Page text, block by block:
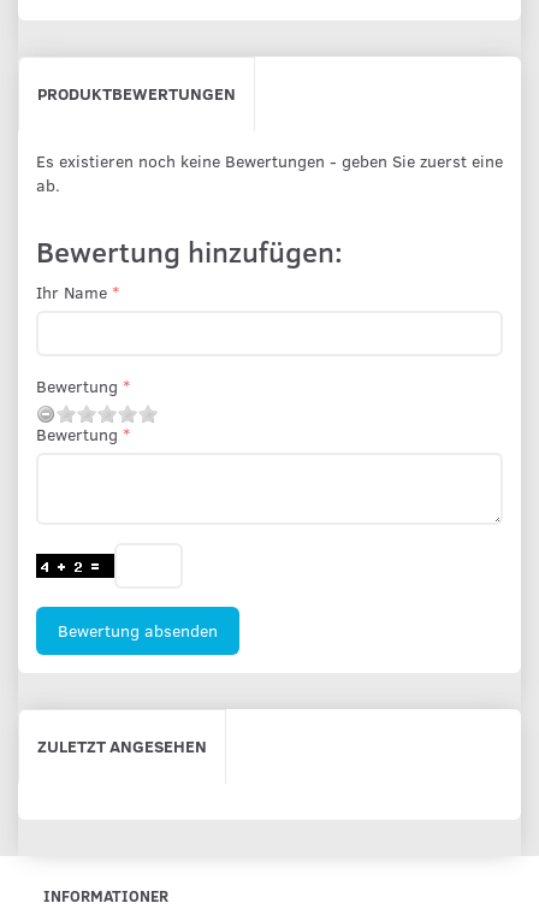
PRODUKTBEWERTUNGEN
Es existieren noch keine Bewertungen - geben Sie zuerst eine
ab.
Bewertung hinzufügen:
Ihr Name
Bewertung
Bewertung
Bewertung absenden
ZULETZT ANGESEHEN
INFORMATIONER